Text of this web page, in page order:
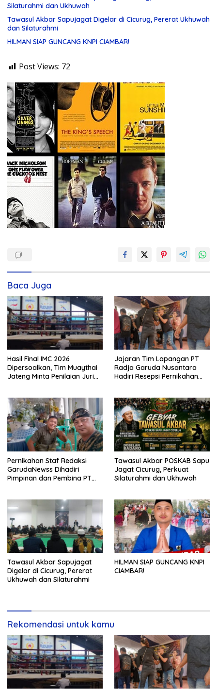
Silaturahmi dan Ukhuwah
Tawasul Akbar Sapujagat Digelar di Cicurug, Pererat Ukhuwah
dan Silaturahmi
HILMAN SIAP GUNCANG KNPI CIAMBAR!
Post Views: 72
Baca Juga
Hasil Final IMC 2026
Dipersoalkan, Tim Muaythai
Jateng Minta Penilaian Juri
Jajaran Tim Lapangan PT
Radja Garuda Nusantara
Hadiri Resepsi Pernikahan
Pernikahan Staf Redaksi
GarudaNewss Dihadiri
Pimpinan dan Pembina PT
Tawasul Akbar POSKAB Sapu
Jagat Cicurug, Perkuat
Silaturahmi dan Ukhuwah
Tawasul Akbar Sapujagat
Digelar di Cicurug, Pererat
Ukhuwah dan Silaturahmi
HILMAN SIAP GUNCANG KNPI
CIAMBAR!
Rekomendasi untuk kamu